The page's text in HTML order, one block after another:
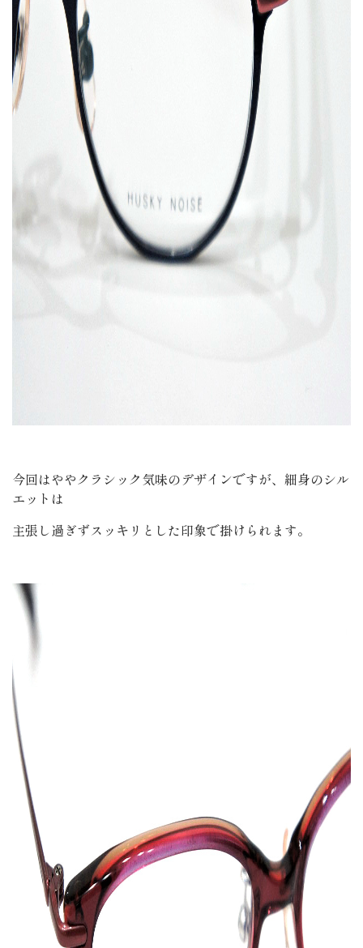
今回はややクラシック気味のデザインですが、細身のシル
エットは
主張し過ぎずスッキリとした印象で掛けられます。